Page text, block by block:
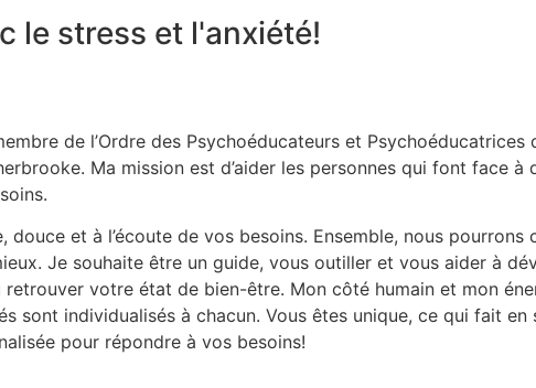
le stress et l'anxiété!
de l’Ordre des Psychoéducateurs et
Ma mission est d’aider les personnes qui font face
douce et à l’écoute de vos besoins. Ensemble, nous
Je souhaite être un guide, vous outiller et vous aider à
votre état de bien-être. Mon côté humain et mon
sont individualisés à chacun. Vous êtes unique, ce qui fait
pour répondre à vos besoins!